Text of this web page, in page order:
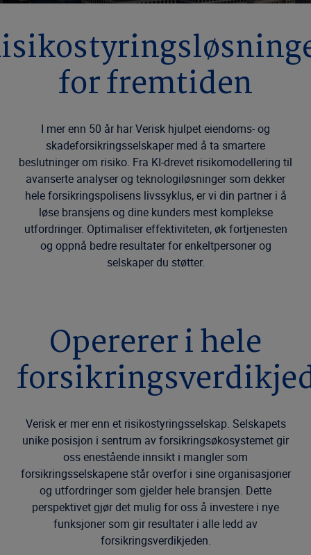
for fremtiden
I mer enn 50 år har Verisk hjulpet eiendoms- og
skadeforsikringsselskaper med å ta smartere
beslutninger om risiko. Fra KI-drevet risikomodellering til
avanserte analyser og teknologiløsninger som dekker
hele forsikringspolisens livssyklus, er vi din partner i å
løse bransjens og dine kunders mest komplekse
utfordringer. Optimaliser effektiviteten, øk fortjenesten
og oppnå bedre resultater for enkeltpersoner og
selskaper du støtter.
Opererer i hele
Verisk er mer enn et risikostyringsselskap. Selskapets
unike posisjon i sentrum av forsikringsøkosystemet gir
oss enestående innsikt i mangler som
forsikringsselskapene står overfor i sine organisasjoner
og utfordringer som gjelder hele bransjen. Dette
perspektivet gjør det mulig for oss å investere i nye
funksjoner som gir resultater i alle ledd av
forsikringsverdikjeden.